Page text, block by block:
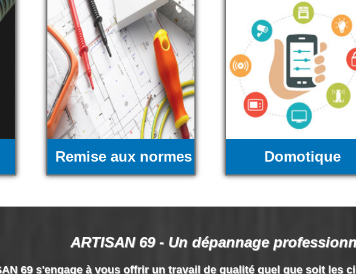
Remise aux normes Domotique
ARTISAN 69 - Un dépannage
69 s'engage à vous offrir un travail de qualité quel que soit les